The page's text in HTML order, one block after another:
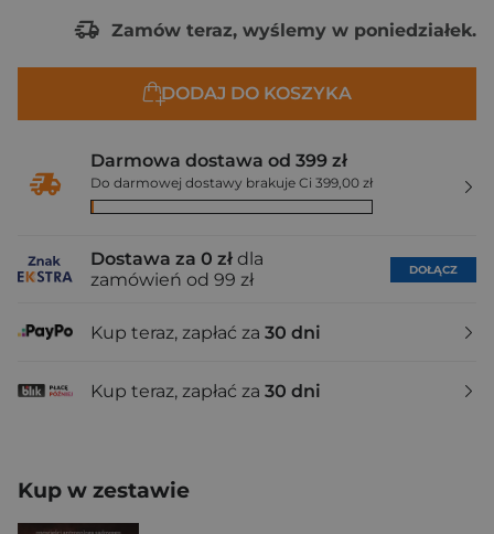
Zamów teraz, wyślemy w poniedziałek.
DODAJ DO KOSZYKA
Darmowa dostawa od 399 zł
Do darmowej dostawy brakuje Ci 399,00 zł
Dostawa za 0 zł dla
zamówień od 99 zł
DOŁĄCZ
Kup teraz, zapłać za 30 dni
Kup teraz, zapłać za 30 dni
Kup w zestawie